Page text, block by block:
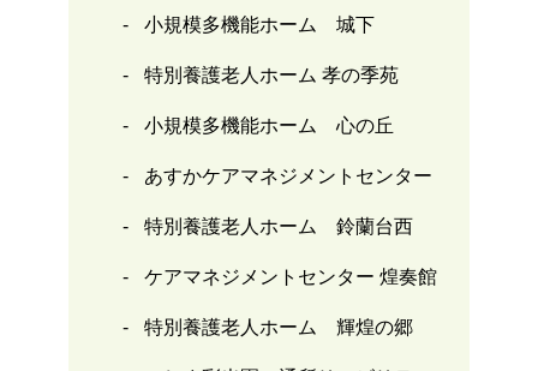
小規模多機能ホーム 城下
特別養護老人ホーム 孝の季苑
小規模多機能ホーム 心の丘
あすかケアマネジメントセンター
特別養護老人ホーム 鈴蘭台西
ケアマネジメントセンター 煌奏館
特別養護老人ホーム 輝煌の郷